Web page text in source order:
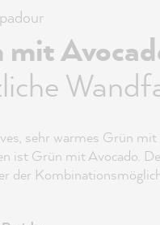
mit
sehr warmes Grün mit
ist Grün mit Avocado.
der